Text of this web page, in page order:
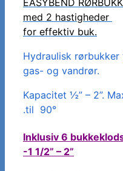
med 2 hastigheder
for effektiv buk.
Hydraulisk
gas- og vandrør.
Kapacitet ½” – 2”.
.til 90°
Inklusiv 6
-1 1/2” – 2”